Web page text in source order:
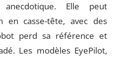
Elle peut
en casse-tête, avec des
perd sa référence et
Les modèles EyePilot,